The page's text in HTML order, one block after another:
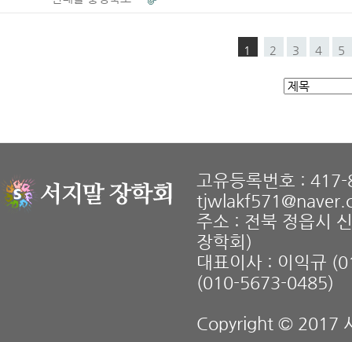
1 2 3 4 5
고유등록번호 :
주소 : 전북 정읍시
장학회)
대표이사 : 이익규
(010-5673-0485)
Copyright © 2017